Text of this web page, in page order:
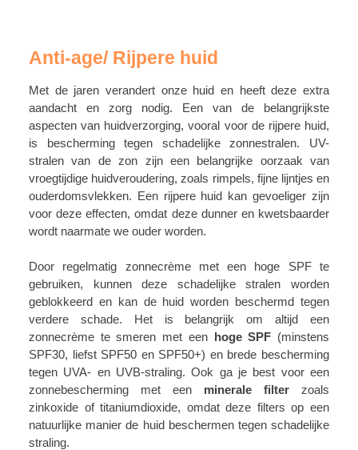
Anti-age/ Rijpere huid
Met de jaren verandert onze huid en heeft deze extra
aandacht en zorg nodig. Een van de belangrijkste
aspecten van huidverzorging, vooral voor de rijpere huid,
is bescherming tegen schadelijke zonnestralen. UV-
stralen van de zon zijn een belangrijke oorzaak van
vroegtijdige huidveroudering, zoals rimpels, fijne lijntjes en
ouderdomsvlekken. Een rijpere huid kan gevoeliger zijn
voor deze effecten, omdat deze dunner en kwetsbaarder
wordt naarmate we ouder worden.
Door regelmatig zonnecrème met een hoge SPF te
gebruiken, kunnen deze schadelijke stralen worden
geblokkeerd en kan de huid worden beschermd tegen
verdere schade. Het is belangrijk om altijd een
zonnecrème te smeren met een hoge SPF (minstens
SPF30, liefst SPF50 en SPF50+) en brede bescherming
tegen UVA- en UVB-straling. Ook ga je best voor een
zonnebescherming met een minerale filter zoals
zinkoxide of titaniumdioxide, omdat deze filters op een
natuurlijke manier de huid beschermen tegen schadelijke
straling.